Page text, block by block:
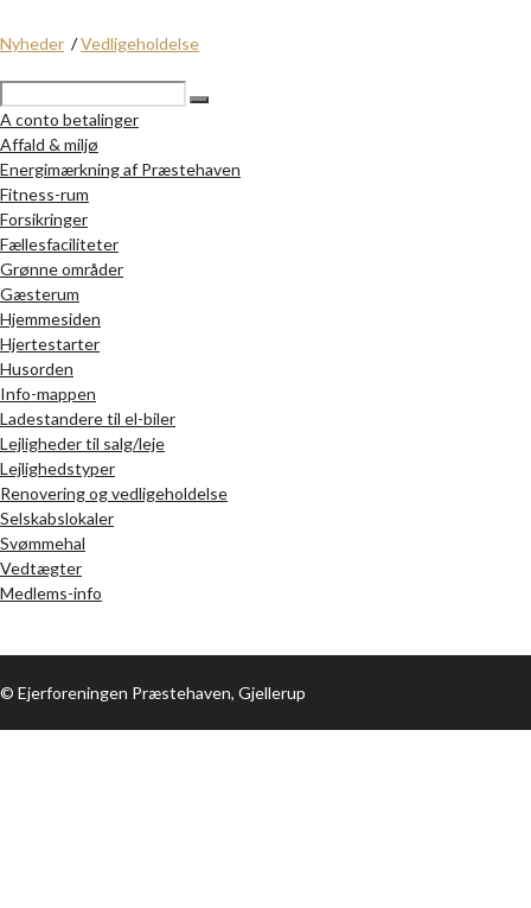
Nyheder /Vedligeholdelse
A conto betalinger
Affald & miljø
Energimærkning af Præstehaven
Fitness-rum
Forsikringer
Fællesfaciliteter
Grønne områder
Gæsterum
Hjemmesiden
Hjertestarter
Husorden
Info-mappen
Ladestandere til el-biler
Lejligheder til salg/leje
Lejlighedstyper
Renovering og vedligeholdelse
Selskabslokaler
Svømmehal
Vedtægter
Medlems-info
© Ejerforeningen Præstehaven, Gjellerup